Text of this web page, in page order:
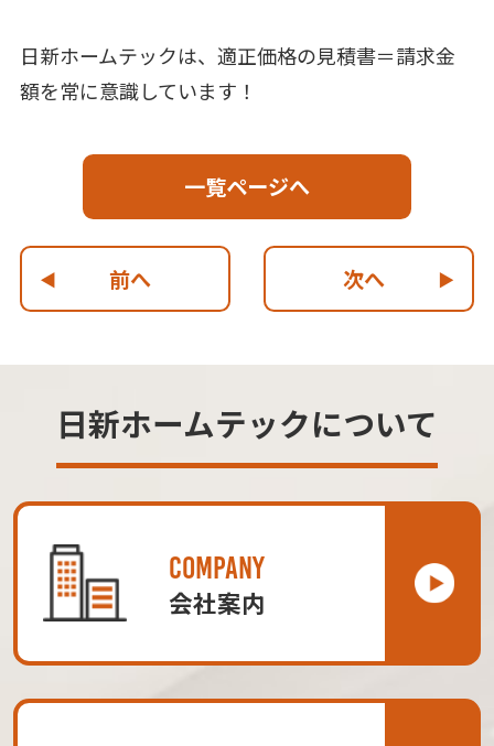
日新ホームテックは、適正価格の見積書＝請求金
額を常に意識しています！
前へ
一覧ページへ
次へ
日新ホームテックについて
COMPANY
会社案内